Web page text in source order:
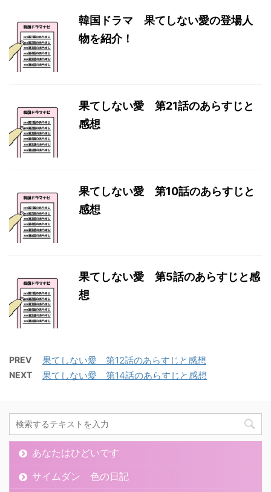
韓国ドラマ 果てしない愛の登場人
物を紹介！
果てしない愛 第21話のあらすじと
感想
果てしない愛 第10話のあらすじと
感想
果てしない愛 第5話のあらすじと感
想
PREV 果てしない愛 第12話のあらすじと感想
NEXT 果てしない愛 第14話のあらすじと感想
あなたはひどいです
サイムダン 色の日記